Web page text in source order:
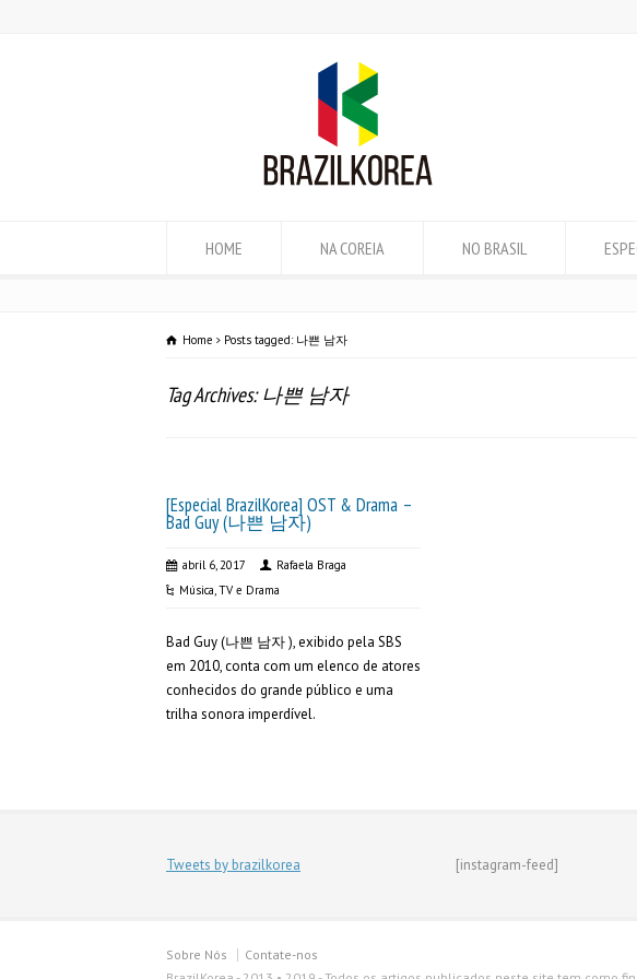
HOME NA COREIA NO BRASIL
Home Posts tagged: 나쁜 남자
Tag Archives: 나쁜 남자
[Especial BrazilKorea] OST & Drama –
Bad Guy (나쁜 남자)
abril 6, 2017
Rafaela Braga
Música,TV e Drama
Bad Guy (나쁜 남자 ), exibido pela SBS
em 2010, conta com um elenco de atores
conhecidos do grande público e uma
trilha sonora imperdível.
Tweets by brazilkorea [instagram-feed]
Sobre Nós
Contate-nos